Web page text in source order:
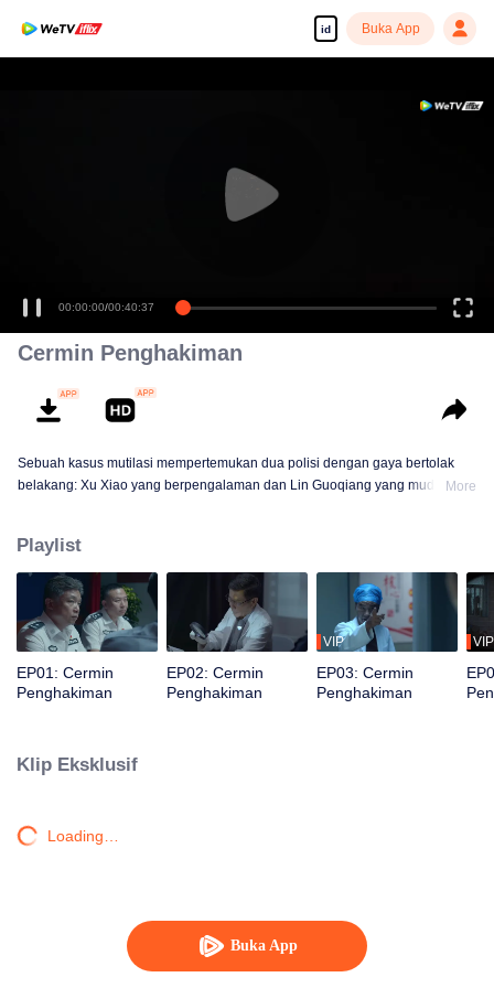
id Buka App
Buka App
00:00:00/00:40:37
Cermin Penghakiman
Sebuah kasus mutilasi mempertemukan dua polisi dengan gaya bertolak
belakang: Xu Xiao yang berpengalaman dan Lin Guoqiang yang muda dan
More
Playlist
EP01: Cermin
Penghakiman
EP02: Cermin
Penghakiman
VIP
EP03: Cermin
Penghakiman
VIP
Klip Eksklusif
Loading…